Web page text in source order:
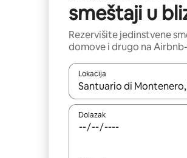
smeštaji u
Rezervišite jedinstvene
domove i drugo na
Lokacija
Kad su rezultati dostupni,
Dolazak